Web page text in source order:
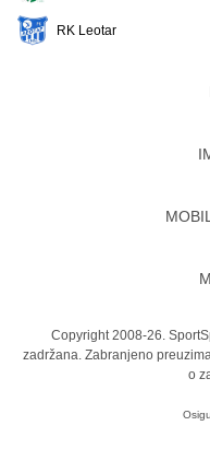
RK Leotar
Copyright 2008-26.
zadržana. Zabranjeno
o